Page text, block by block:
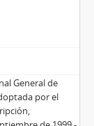
General de
por el